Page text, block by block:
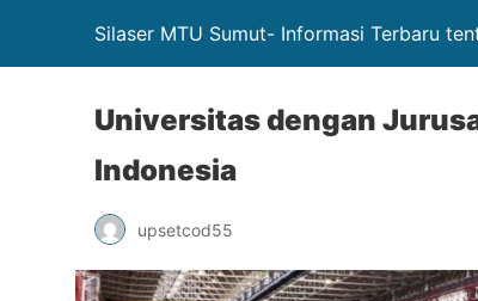
Silaser MTU Sumut- Informasi Terbaru
Universitas dengan
Indonesia
upsetcod55